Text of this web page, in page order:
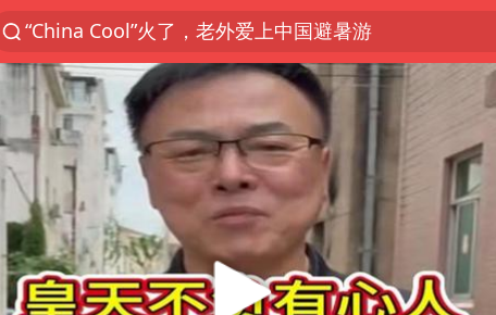
泰国初中生饮弹自尽前开了26枪
云南一地村民过火把节意外灼伤16人
浙江海事局启动Ⅰ级防台应急响应
美国7月非农就业人数意外减少2.3万人
用AI造出新病毒意味着什么
预计“白海豚”明晚将在浙江舟山到福建福鼎一带沿海登陆
美股创4月份以来最大单周涨幅